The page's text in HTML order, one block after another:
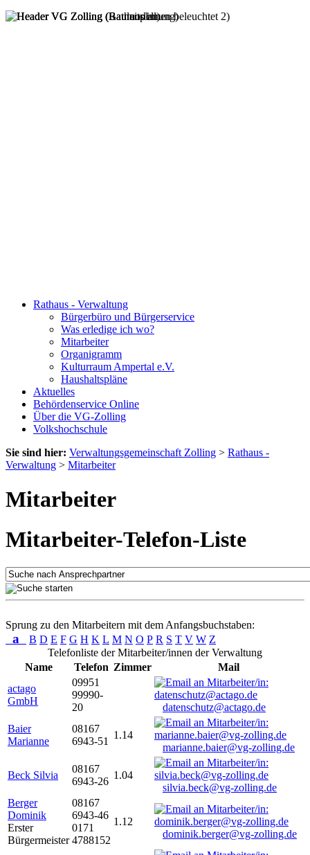
Rathaus - Verwaltung
Bürgerbüro und Bürgerservice
Was erledige ich wo?
Mitarbeiter
Organigramm
Kulturraum Ampertal e.V.
Haushaltspläne
Aktuelles
Behördenservice Online
Über die VG-Zolling
Volkshochschule
Sie sind hier: Verwaltungsgemeinschaft Zolling > Rathaus -
Verwaltung > Mitarbeiter
Mitarbeiter
Mitarbeiter-Telefon-Liste
Sprung zu den Mitarbeitern mit dem Anfangsbuchstaben:
a B D E F G H K L M N O P R S T V W Z
Telefonliste der Mitarbeiter/innen der Verwaltung
Name
Telefon Zimmer
Mail
actago
GmbH
09951
99990-
20
datenschutz@actago.de
Baier
Marianne
08167
6943-51
1.14
marianne.baier@vg-zolling.de
Beck Silvia
08167
6943-26
1.04
silvia.beck@vg-zolling.de
Berger
Dominik
Erster
Bürgermeister
08167
6943-46
0171
4788152
1.12
dominik.berger@vg-zolling.de